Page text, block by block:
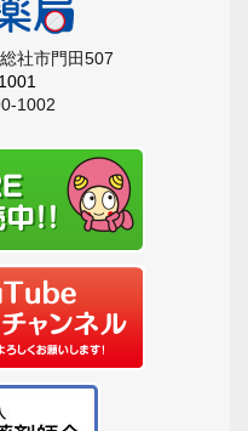
社市門田507
1002